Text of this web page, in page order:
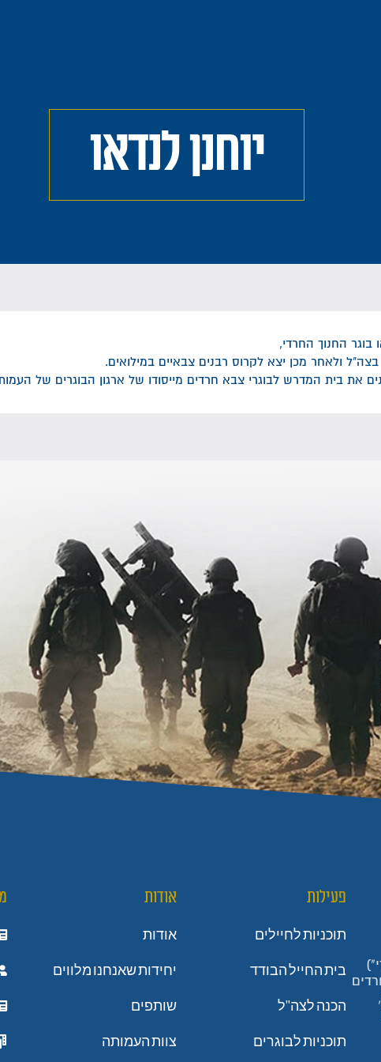
יוחנן לנדאו
בוגר החנוך החרדי,
ולאחר מכן יצא לקרוס רבנים צבאיים במילואים.
את בית המדרש לבוגרי צבא חרדים מייסודו של ארגון הבוגרים של
חרדים
פעילות
תוכניות לחיילים
בית החייל הבודד
הכנה לצה"ל
תוכניות לבוגרים
אודות
אודות
יחידות שאנחנו מלווים
שותפים
צוות העמותה